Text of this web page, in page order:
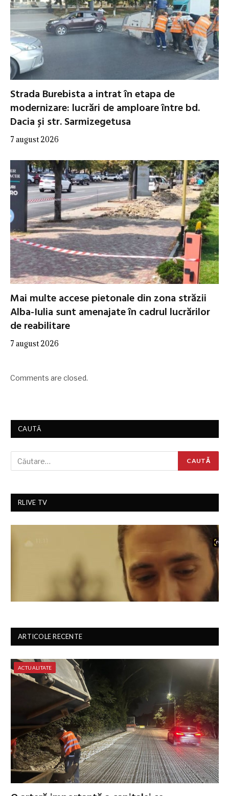
Strada Burebista a intrat în etapa de
modernizare: lucrări de amploare între bd.
Dacia și str. Sarmizegetusa
7 august 2026
Mai multe accese pietonale din zona străzii
Alba-Iulia sunt amenajate în cadrul lucrărilor
de reabilitare
7 august 2026
Comments are closed.
CAUTĂ
RLIVE TV
ARTICOLE RECENTE
ACTUALITATE